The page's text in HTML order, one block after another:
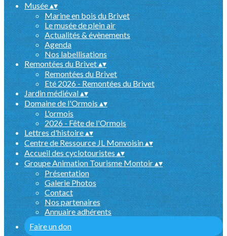
Musée▴▾
Marine en bois du Brivet
Le musée de plein air
Actualités & évènements
Agenda
Nos labellisations
Remontées du Brivet▴▾
Remontées du Brivet
Eté 2026 - Remontées du Brivet
Jardin médiéval▴▾
Domaine de l'Ormois▴▾
L'ormois
2026 - Fête de l'Ormois
Lettres d'histoire▴▾
Centre de Ressource JL Monvoisin▴▾
Accueil des cyclotouristes▴▾
Groupe Animation Tourisme Montoir▴▾
Présentation
Galerie Photos
Contact
Nos partenaires
Annuaire adhérents
Faire un don